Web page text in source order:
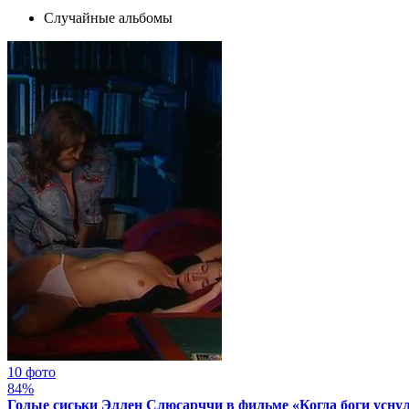
Случайные альбомы
10 фото
84%
Голые сиськи Эллен Слюсарччи в фильме «Когда боги